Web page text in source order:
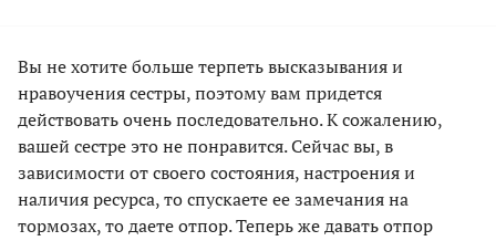
Вы не хотите больше терпеть высказывания и
нравоучения сестры, поэтому вам придется
действовать очень последовательно. К сожалению,
вашей сестре это не понравится. Сейчас вы, в
зависимости от своего состояния, настроения и
наличия ресурса, то спускаете ее замечания на
тормозах, то даете отпор. Теперь же давать отпор